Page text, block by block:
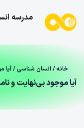
مدرسه
خانه/ انسان شناسی/ آیا
آیا موجود بی‌نهایت‌ و